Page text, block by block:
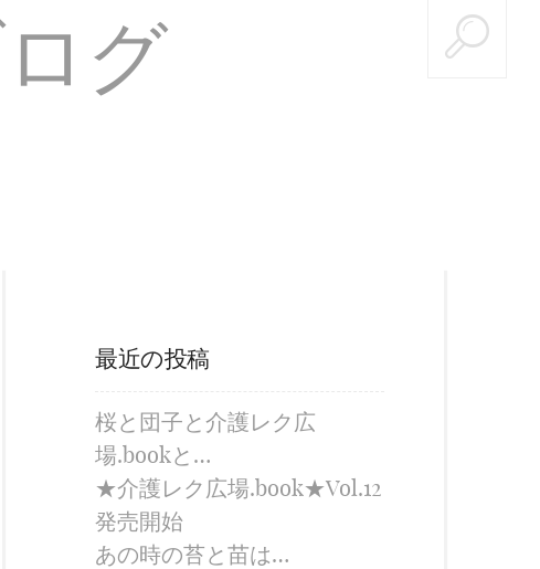
最近の投稿
桜と団子と介護レク広
場.bookと…
★介護レク広場.book★Vol.12
発売開始
あの時の苔と苗は…